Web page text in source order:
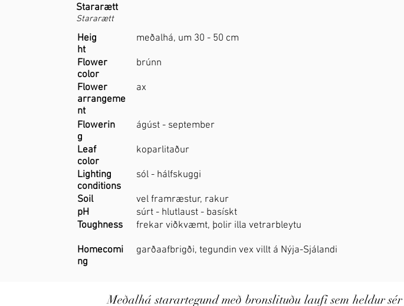
Stararætt
Stararætt
Heig
ht
meðalhá, um 30 - 50 cm
Flower
color
brúnn
Flower
arrangeme
nt
ax
Flowerin
g
ágúst - september
Leaf
color
koparlitaður
Lighting
conditions
sól - hálfskuggi
Soil
vel framræstur, rakur
pH
súrt - hlutlaust - basískt
Toughness
frekar viðkvæmt, þolir illa vetrarbleytu
Homecomi
ng
garðaafbrigði, tegundin vex villt á Nýja-Sjálandi
Meðalhá starartegund með bronslituðu laufi sem heldur